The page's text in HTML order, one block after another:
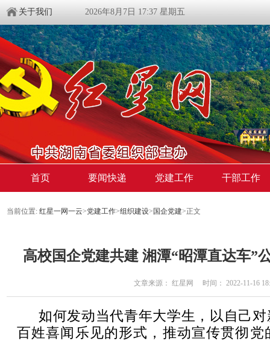
关于我们 2026年8月7日 17:37 星期五
首页 要闻快递 党建工作 干部工作
当前位置: 红星一网一云>党建工作>组织建设> 国企党建>正文
高校国企党建共建 湘潭“昭潭直达车”
文章来源： 红星网 时间： 2022-11-16
如何发动当代青年大学生，以自己
百姓喜闻乐见的形式，推动宣传贯彻党